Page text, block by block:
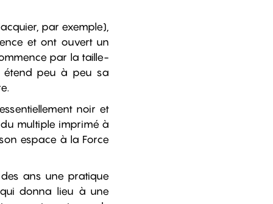
par exemple),
et ont ouvert un
par la taille-
étend peu à peu sa
noir et
multiple imprimé à
espace à la Force
ans une pratique
donna lieu à une